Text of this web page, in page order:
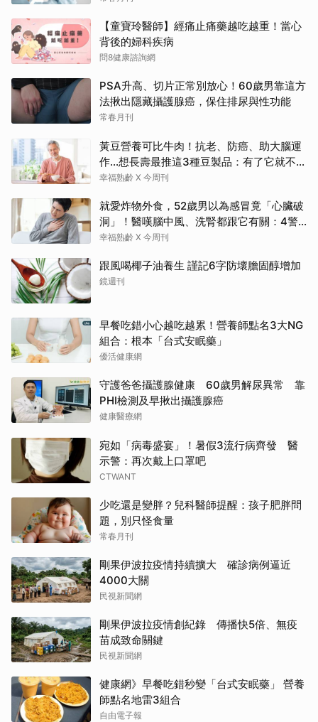
【童寶玲醫師】經痛止痛藥越吃越重！當心
背後的婦科疾病
問8健康諮詢網
PSA升高、切片正常別放心！60歲男靠這方
法揪出隱藏攝護腺癌，保住排尿與性功能
常春月刊
黃豆營養可比牛肉！抗老、防癌、助大腦運
作…想長壽最推這3種豆製品：有了它就不需
要醫生
幸福熟齡 X 今周刊
就愛炸物外食，52歲男以為感冒竟「心臟破
洞」！醫嘆腦中風、洗腎都跟它有關：4警
訊是心臟在呼救
幸福熟齡 X 今周刊
跟風喝椰子油養生 謹記6字防壞膽固醇增加
鏡週刊
早餐吃錯小心越吃越累！營養師點名3大NG
組合：根本「台式安眠藥」
優活健康網
守護爸爸攝護腺健康 60歲男解尿異常 靠
PHI檢測及早揪出攝護腺癌
健康醫療網
宛如「病毒盛宴」！暑假3流行病齊發 醫
示警：再次戴上口罩吧
CTWANT
少吃還是變胖？兒科醫師提醒：孩子肥胖問
題，別只怪食量
常春月刊
剛果伊波拉疫情持續擴大 確診病例逼近
4000大關
民視新聞網
剛果伊波拉疫情創紀錄 傳播快5倍、無疫
苗成致命關鍵
民視新聞網
健康網》早餐吃錯秒變「台式安眠藥」 營養
師點名地雷3組合
自由電子報